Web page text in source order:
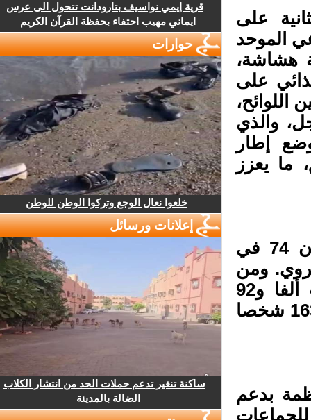
على
الموحد
هشاشة،
على
تحيين اللوائح،
والذي
إطار
يعزز
وتشير بيانات السجل الاجتماعي الموحد إلى أن 74 في
ومن
بين مليون رب أسرة تم إحصاؤهم، يوجد 432 ألفا و92
شخصا مسنا، و211 ألفا و381 أرملة، و88 ألفا و163 شخصا
1447″، المنظمة بدعم
قرية إيمي نواسيف بتارودانت تتحول الى عرس
ايماني مهيب احتفاء بحفظة القرآن الكريم
حوارات
خلعوا نعال الوجع وتركوا الوطن للوطن
إعلانات ورسائل
ساكنة تنغير تدعم حملات الحد من انتشار الكلاب
الضالة بالمدينة